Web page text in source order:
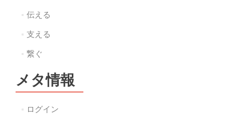
伝える
支える
繋ぐ
メタ情報
ログイン